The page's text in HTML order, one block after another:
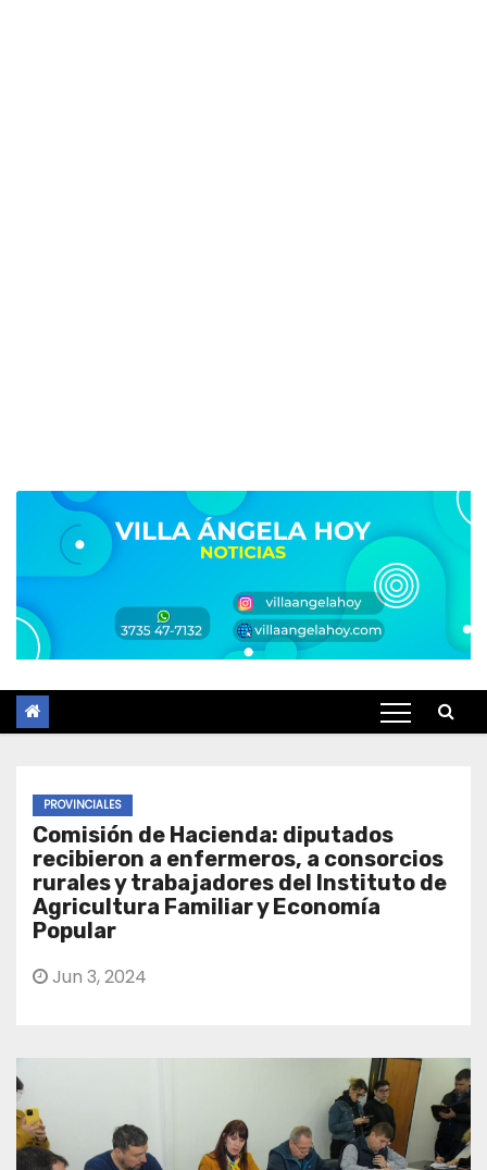
PROVINCIALES
Comisión de Hacienda: diputados
recibieron a enfermeros, a consorcios
rurales y trabajadores del Instituto de
Agricultura Familiar y Economía
Popular
Jun 3, 2024